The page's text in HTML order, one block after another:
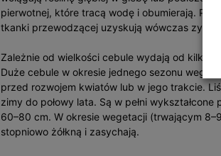
pierwotnej, które tracą wodę i obumierają.
tkanki przewodzącej uzyskują wówczas
Zależnie od wielkości cebule wydają od kilku
Duże cebule w okresie jednego sezonu
przed rozwojem kwiatów lub w jego trakcie.
zimy do połowy lata. Są w pełni
60–80 cm. W okresie wegetacji (trwającym
stopniowo żółkną i zasychają.